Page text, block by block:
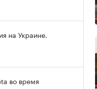
на Украине.
во время